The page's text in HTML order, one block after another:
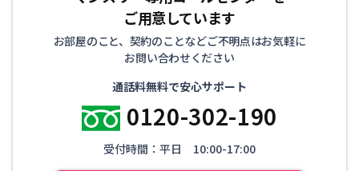
ご用意しています
お部屋のこと、契約のことなどご不明点はお気軽に
お問い合わせください
通話料無料で安心サポート
0120-302-190
受付時間：平日 10:00-17:00